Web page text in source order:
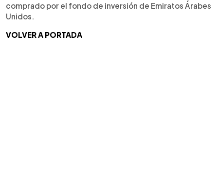
comprado por el fondo de inversión de Emiratos Árabes
Unidos.
VOLVER A PORTADA